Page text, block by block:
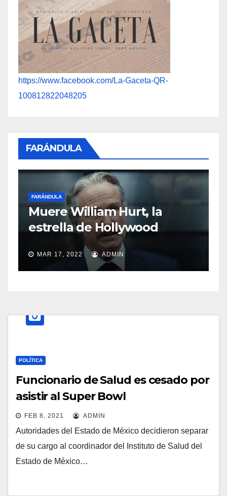
https://www.facebook.com/La-Gaceta-QR-
100812822048205
FARÁNDULA
FARÁNDULA
Muere William Hurt, la
estrella de Hollywood
MAR 17, 2022 ADMIN
POLÍTICA
Funcionario de Salud es cesado por
asistir al Super Bowl
FEB 8, 2021 ADMIN
Autoridades del Estado de México decidieron separar
de su cargo al coordinador del Instituto de Salud del
Estado de México…